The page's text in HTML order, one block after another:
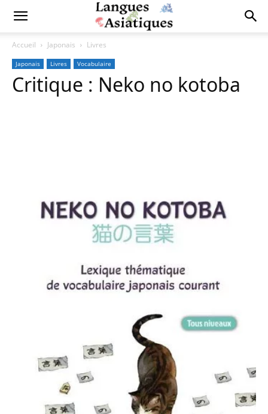
Accueil Japonais Livres
Japonais Livres Vocabulaire
Critique : Neko no kotoba